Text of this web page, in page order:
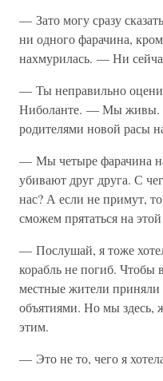
— Зато могу сразу
ни одного фарачина,
нахмурилась. — Ни
— Ты неправильно
Ниболанте. — Мы живы.
родителями новой расы
— Мы четыре фарачина
убивают друг друга. С
нас? А если не примут,
сможем прятаться на
— Послушай, я тоже
корабль не погиб. Чтобы
местные жители приняли
объятиями. Но мы здесь,
этим.
— Это не то, чего я